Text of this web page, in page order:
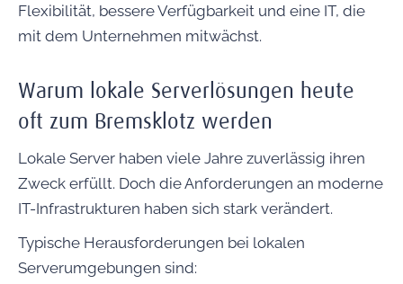
Flexibilität, bessere Verfügbarkeit und eine IT, die
mit dem Unternehmen mitwächst.
Warum lokale Serverlösungen heute
oft zum Bremsklotz werden
Lokale Server haben viele Jahre zuverlässig ihren
Zweck erfüllt. Doch die Anforderungen an moderne
IT-Infrastrukturen haben sich stark verändert.
Typische Herausforderungen bei lokalen
Serverumgebungen sind: